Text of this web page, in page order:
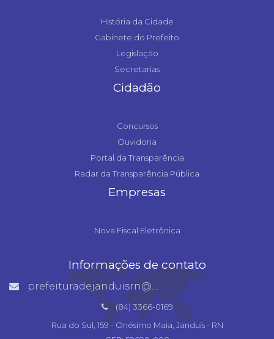
História da Cidade
Gabinete do Prefeito
Legislação
Secretarias
Cidadão
Concursos
Ouvidoria
Portal da Transparência
Radar da Transparência Pública
Empresas
Nova Fiscal Eletrônica
Informações de contato
prefeituradejanduisrn@gmail.com
(84) 3366-0169
Rua do Sul, 159 - Onésimo Maia, Janduís - RN